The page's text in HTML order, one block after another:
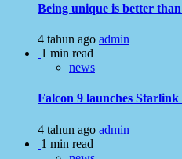
Being unique is better
4 tahun ago admin
1 min read
news
Falcon 9 launches Starlink
4 tahun ago admin
1 min read